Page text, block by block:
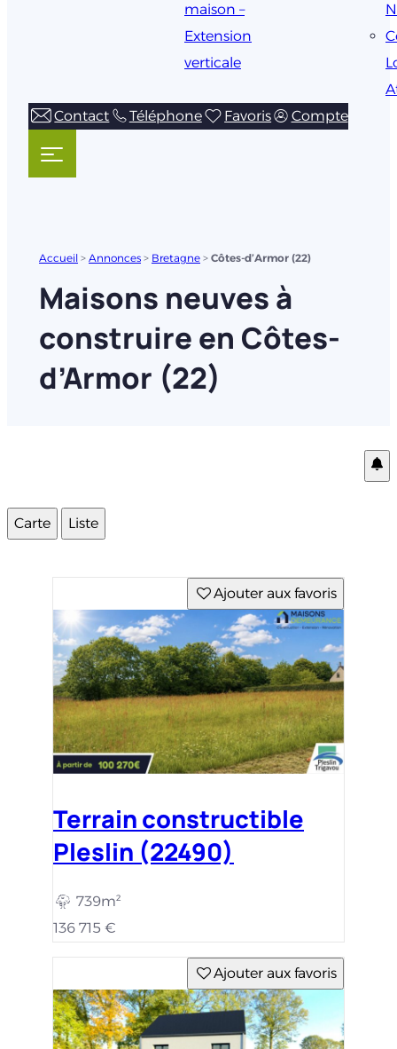
maison –
Extension
verticale
Contact
Téléphone Favoris Compte
Accueil > Annonces > Bretagne > Côtes-d’Armor (22)
Maisons neuves à
construire en Côtes-
d’Armor (22)
Carte Liste
Ajouter aux favoris
Terrain constructible
Pleslin (22490)
739m²
136 715 €
Ajouter aux favoris